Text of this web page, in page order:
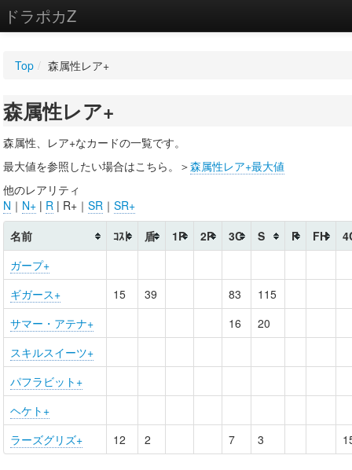
ドラポカZ
WIKI
設定
Top / 森属性レア+
森属性レア+
森属性、レア+なカードの一覧です。
最大値を参照したい場合はこちら。＞森属性レア+最大値
他のレアリティ
N ｜ N+ | R | R+｜ SR ｜ SR+
名前
ｺｽﾄ 盾 1P 2P 3C S F FH
ガープ+
ギガース+
15 39 83
115
サマー・アテナ+
16
20
スキルスイーツ+
パフラビット+
ヘケト+
ラーズグリズ+
12 2 7 3